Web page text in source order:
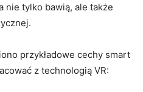
nie tylko bawią, ale także
przykładowe cechy smart
z technologią VR: